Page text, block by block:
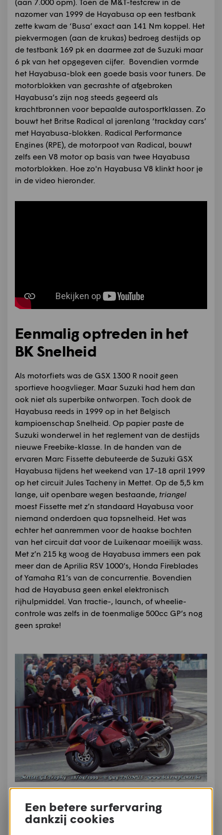
nazomer van 1999 de Hayabusa op een testbank
zette kwam de ‘Busa’ exact aan 141 Nm koppel. Het
piekvermogen (aan de krukas) bedroeg destijds op
de testbank 169 pk en daarmee zat de Suzuki maar
6 pk van het opgegeven cijfer. Bovendien vormde
het Hayabusa-blok een goede basis voor tuners. De
motorblokken van gecrashte of afgebroken
Hayabusa’s zijn nog steeds gegeerd als
krachtbronnen voor bepaalde autosportklassen. Zo
bouwt het Britse Radical al jarenlang ‘trackday cars’
met Hayabusa-blokken. Radical Performance
Engines (RPE), de motorpoot van Radical, bouwt
zelfs een V8 motor op basis van twee Hayabusa
motorblokken. Hoe zo'n Hayabusa V8 klinkt hoor je
in de video hieronder.
Eenmalig optreden in het
BK Snelheid
Als motorfiets was de GSX 1300 R nooit geen
sportieve hoogvlieger. Maar Suzuki had hem dan
ook niet als superbike ontworpen. Toch dook de
Hayabusa reeds in 1999 op in het Belgisch
kampioenschap Snelheid. Op papier paste de
Suzuki wonderwel in het reglement van de destijds
nieuwe Freebike-klasse. In de handen van de
ervaren Marc Fissette debuteerde de Suzuki GSX
Hayabusa tijdens het weekend van 17-18 april 1999
op het circuit Jules Tacheny in Mettet. Op de 5,5 km
lange, uit openbare wegen bestaande, triangel
moest Fissette met z’n standaard Hayabusa voor
niemand onderdoen qua topsnelheid. Het was
echter het aanremmen voor de haakse bochten
van het circuit dat voor de Luikenaar moeilijk wass.
Met z’n 215 kg woog de Hayabusa immers een pak
meer dan de Aprilia RSV 1000’s, Honda Fireblades
of Yamaha R1’s van de concurrentie. Bovendien
had de Hayabusa geen enkel elektronisch
rijhulpmiddel. Van tractie-, launch, of wheelie-
controle was zelfs in de toenmalige 500cc GP’s nog
geen sprake!
De Suzuki Hayabusa debuteerde op 18 april 1999 in de
Freebike-klasse van het BK Snelheid in de handen van Marc
Fissette. Het zou bij een eenmalig optreden blijven.
Een betere surfervaring
dankzij cookies